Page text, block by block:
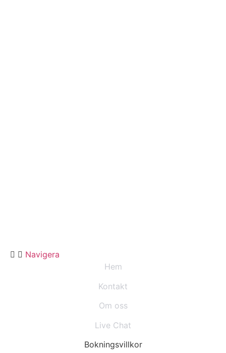
Navigera
Hem
Kontakt
Om oss
Live Chat
Bokningsvillkor